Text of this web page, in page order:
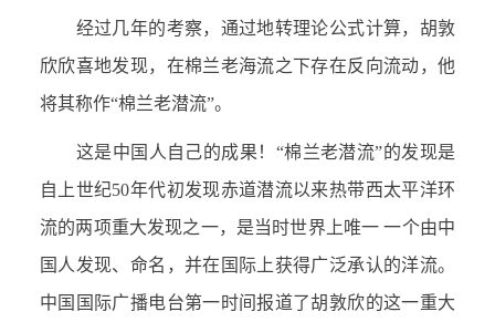
经过几年的考察，通过地转理论公式计算，胡敦
欣欣喜地发现，在棉兰老海流之下存在反向流动，他
将其称作“棉兰老潜流”。
这是中国人自己的成果！“棉兰老潜流”的发现是
自上世纪50年代初发现赤道潜流以来热带西太平洋环
流的两项重大发现之一，是当时世界上唯一 一个由中
国人发现、命名，并在国际上获得广泛承认的洋流。
中国国际广播电台第一时间报道了胡敦欣的这一重大